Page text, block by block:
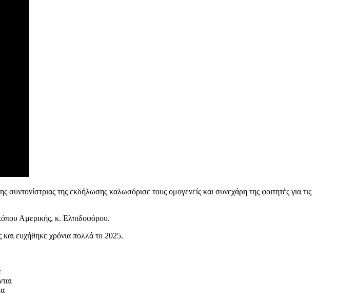
της εκδήλωσης καλωσόρισε τους ομογενείς και συνεχάρη της φοιτητές για τις
Αμερικής, κ. Ελπιδοφόρου.
ευχήθηκε χρόνια πολλά το 2025.